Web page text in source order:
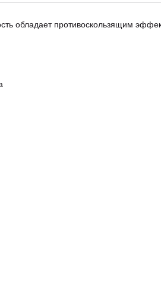
обладает противоскользящим